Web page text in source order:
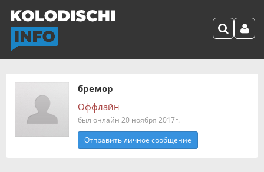
бремор
Оффлайн
был онлайн 20 ноября 2017г.
Отправить личное сообщение